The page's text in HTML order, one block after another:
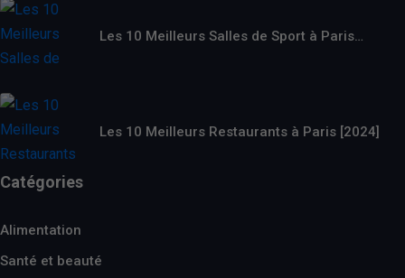
Les 10 Meilleurs Salles de Sport à Paris…
Les 10 Meilleurs Restaurants à Paris [2024]
Catégories
Alimentation
Santé et beauté